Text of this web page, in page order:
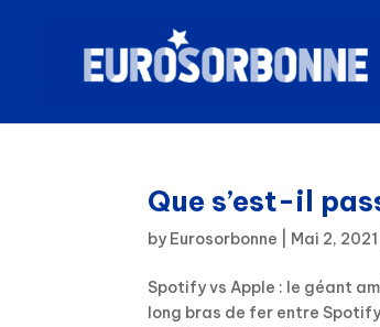
Que s’est-il
by Eurosorbonne Mai 2, 2021
Spotify vs Apple : le géant
long bras de fer entre